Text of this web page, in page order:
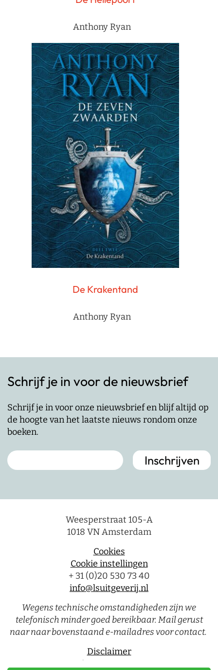
Anthony Ryan
De Krakentand
Anthony Ryan
Schrijf je in voor de nieuwsbrief
Schrijf je in voor onze nieuwsbrief en blijf altijd op
de hoogte van het laatste nieuws rondom onze
boeken.
Weesperstraat 105-A
1018 VN Amsterdam
Cookies
Cookie instellingen
+ 31 (0)20 530 73 40
info@lsuitgeverij.nl
Wegens technische omstandigheden zijn we
telefonisch minder goed bereikbaar. Mail gerust
naar naar bovenstaand e-mailadres voor contact.
Disclaimer
Privacystatement